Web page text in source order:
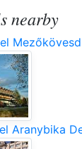
nearby
Aranybika